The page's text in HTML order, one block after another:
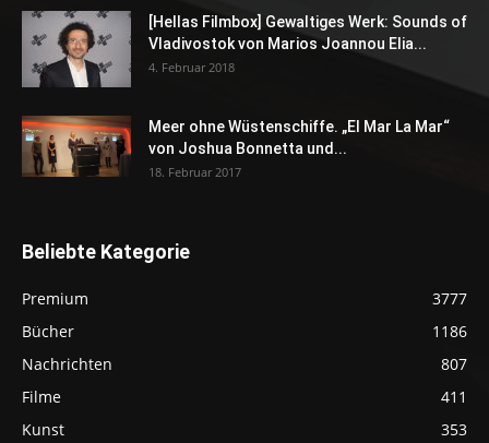
[Hellas Filmbox] Gewaltiges Werk: Sounds of
Vladivostok von Marios Joannou Elia...
4. Februar 2018
Meer ohne Wüstenschiffe. „El Mar La Mar“
von Joshua Bonnetta und...
18. Februar 2017
Beliebte Kategorie
Premium
3777
Bücher
1186
Nachrichten
807
Filme
411
Kunst
353